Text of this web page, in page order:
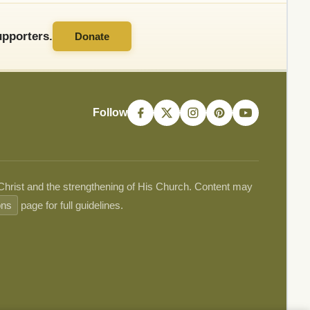
Donate
Follow
and the strengthening of His Church. Content may
page for full guidelines.